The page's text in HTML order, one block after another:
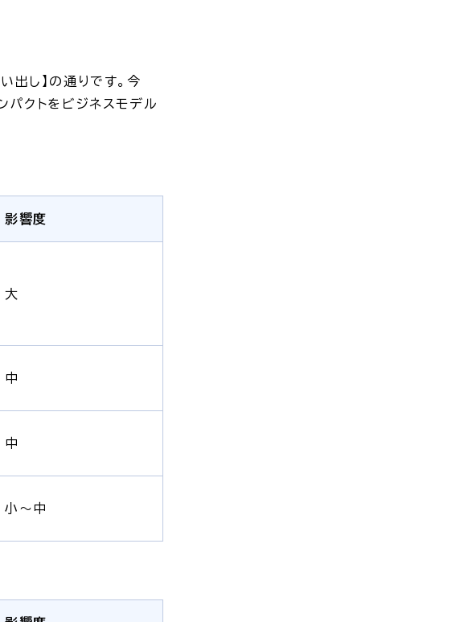
出し】の通りです。今
パクトをビジネスモデル
影響度
大
中
中
小～中